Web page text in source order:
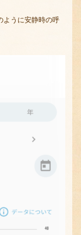
ように安静時の呼